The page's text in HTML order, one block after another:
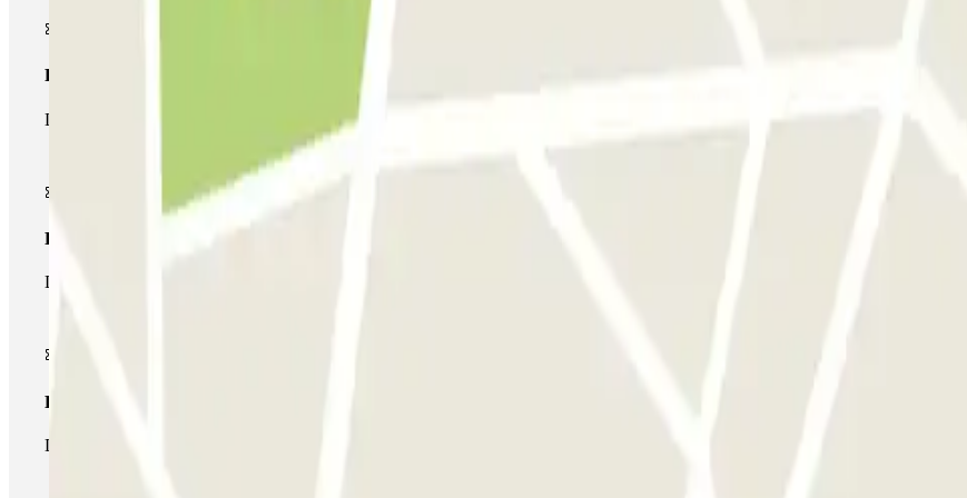
Pase básico
Durante tu estancia podrás entrar y salir una única vez al parking
Pase multiparking
Durante tu estancia podrás hacer uso de toda la red de parkings de este operador disponibles en Parclick.
Pase ilimitado
Durante tu estancia podrás entrar y salir del parking todas las veces que quieras.